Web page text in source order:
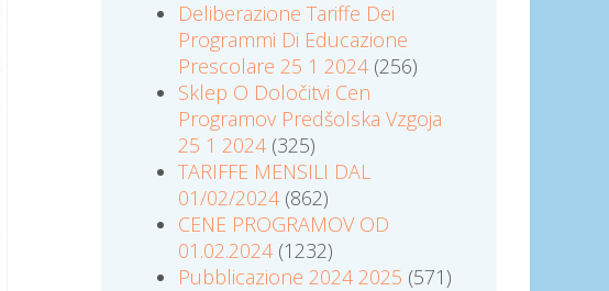
Deliberazione Tariffe Dei
Programmi Di Educazione
Prescolare 25 1 2024(256)
Sklep O Določitvi Cen
Programov Predšolska Vzgoja
25 1 2024(325)
TARIFFE MENSILI DAL
01/02/2024(862)
CENE PROGRAMOV OD
01.02.2024(1232)
Pubblicazione 2024 2025 (571)